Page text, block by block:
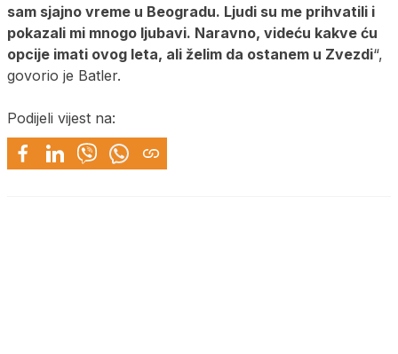
sam sjajno vreme u Beogradu. Ljudi su me prihvatili i
pokazali mi mnogo ljubavi. Naravno, videću kakve ću
opcije imati ovog leta, ali želim da ostanem u Zvezdi“,
govorio je Batler.
Podijeli vijest na: